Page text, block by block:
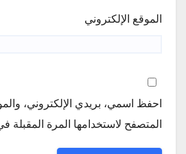
الموقع الإلكتروني
احفظ اسمي، بريدي الإلكتروني،
المتصفح لاستخدامها المرة المقبلة